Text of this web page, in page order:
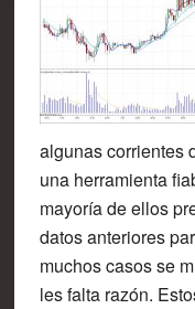
algunas corrientes
una herramienta
mayoría de ellos
datos anteriores
muchos casos se
les falta razón.